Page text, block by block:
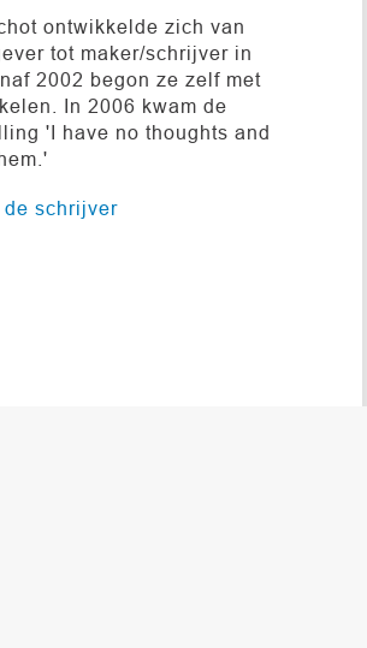
ontwikkelde zich van
tot maker/schrijver in
2002 begon ze zelf met
In 2006 kwam de
'I have no thoughts and
de schrijver